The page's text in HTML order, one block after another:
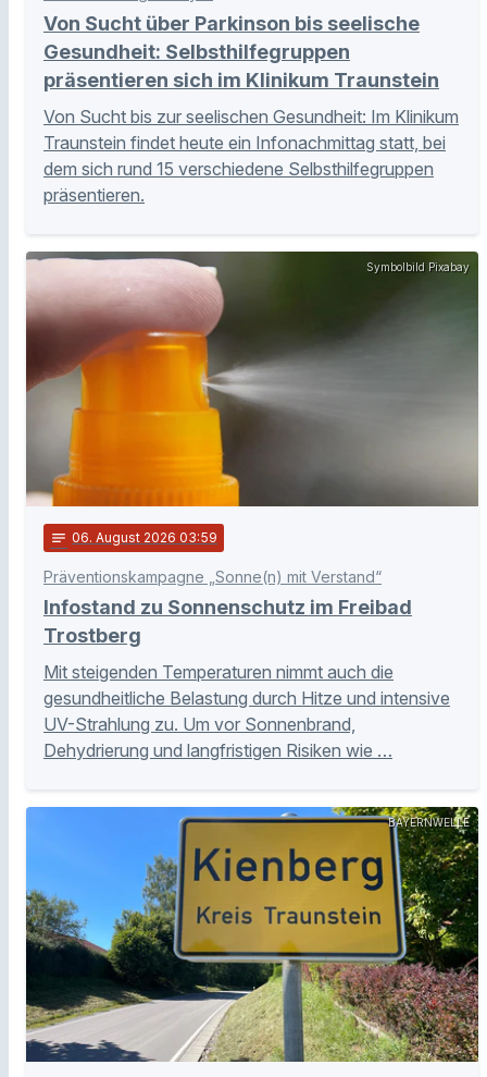
Von Sucht über Parkinson bis seelische
Gesundheit: Selbsthilfegruppen
präsentieren sich im Klinikum Traunstein
Von Sucht bis zur seelischen Gesundheit: Im Klinikum
Traunstein findet heute ein Infonachmittag statt, bei
dem sich rund 15 verschiedene Selbsthilfegruppen
präsentieren.
Symbolbild Pixabay
notes 06. August 2026 03:59
Präventionskampagne „Sonne(n) mit Verstand“
Infostand zu Sonnenschutz im Freibad
Trostberg
Mit steigenden Temperaturen nimmt auch die
gesundheitliche Belastung durch Hitze und intensive
UV-Strahlung zu. Um vor Sonnenbrand,
Dehydrierung und langfristigen Risiken wie …
BAYERNWELLE